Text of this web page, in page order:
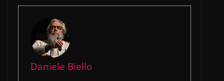
Daniele Biello